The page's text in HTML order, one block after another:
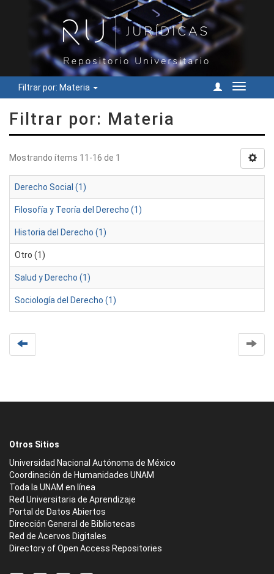
Filtrar por: Materia
Cambiar
Filtrar por: Materia
Mostrando ítems 11-16 de 1
Derecho Social (1)
Filosofía y Teoría del Derecho (1)
Historia del Derecho (1)
Otro (1)
Salud y Derecho (1)
Sociología del Derecho (1)
Otros Sitios
Universidad Nacional Autónoma de México
Coordinación de Humanidades UNAM
Toda la UNAM en línea
Red Universitaria de Aprendizaje
Portal de Datos Abiertos
Dirección General de Bibliotecas
Red de Acervos Digitales
Directory of Open Access Repositories